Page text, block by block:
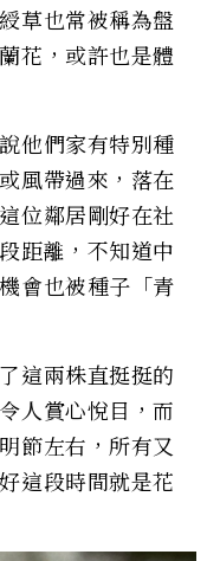
草也常被稱為盤
花，或許也是體
他們家有特別種
風帶過來，落在
位鄰居剛好在社
距離，不知道中
會也被種子「青
這兩株直挺挺的
人賞心悅目，而
節左右，所有又
這段時間就是花